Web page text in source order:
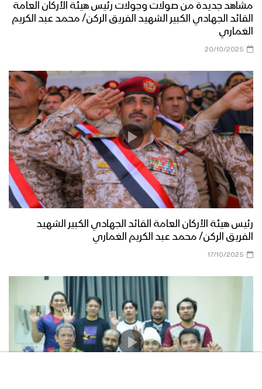
مشاهد جديدة من صولات وجولات رئيس هيئة الأركان العامة
القائد الجهادي الكبير الشهيد الفريق الركن/ محمد عبد الكريم
الغماري
20/10/2025
رئيس هيئة الأركان العامة القائد الجهادي الكبير الشهيد
الفريق الركن/ محمد عبد الكريم الغماري
17/10/2025